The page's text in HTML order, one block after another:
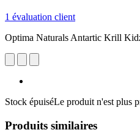
1 évaluation client
Optima Naturals Antartic Krill
Stock épuiséLe produit n'est plus
Produits similaires